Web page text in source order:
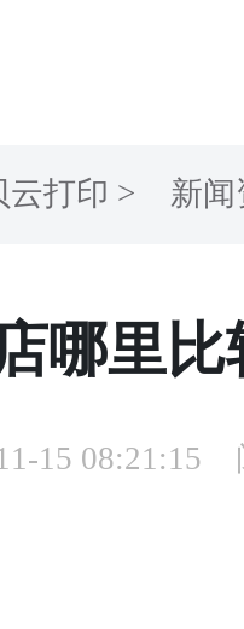
云打印 > 新闻
哪里比
15 08:21:15